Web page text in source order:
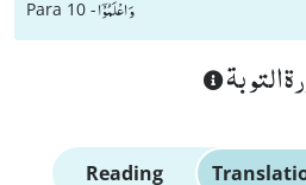
Para 10 -وَ اعْلَمُوْۤا
التوبة
Reading